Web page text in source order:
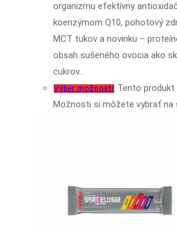
organizmu efektívny
koenzýmom Q10, pohotový
MCT tukov a novinku –
obsah sušeného ovocia ako
cukrov…
Výber možností Tento produkt
Možnosti si môžete vybrať na